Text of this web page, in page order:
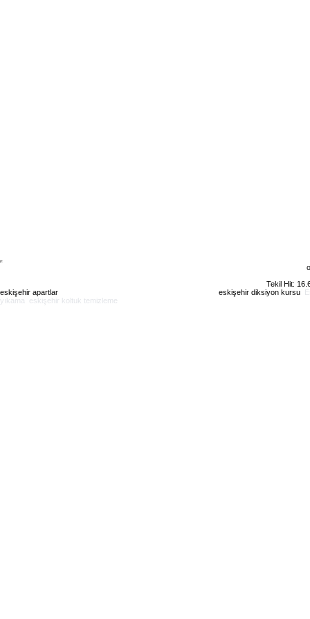
Tekil Hit:
eskişehir apartlar
eskişehir diksiyon kursu
yıkama
eskişehir koltuk temizleme